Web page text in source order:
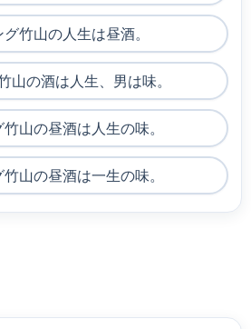
竹山の人生は昼酒。
山の酒は人生、男は味。
山の昼酒は人生の味。
山の昼酒は一生の味。